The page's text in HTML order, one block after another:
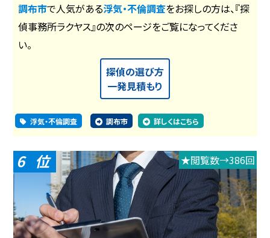
調布市で人気がある浮気・不倫調査をお探しの方は、『探
偵事務所ラクヤス』の次のページをご覧になってくださ
い。
探偵の選び方
一発見積もり
浮気・不倫調査 調布市 詳しくはこちら
6 ★閲覧数→386回